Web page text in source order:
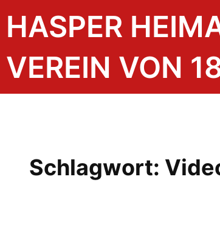
Inhalt
springen
HASPER
VEREIN VON
Schlagwort: